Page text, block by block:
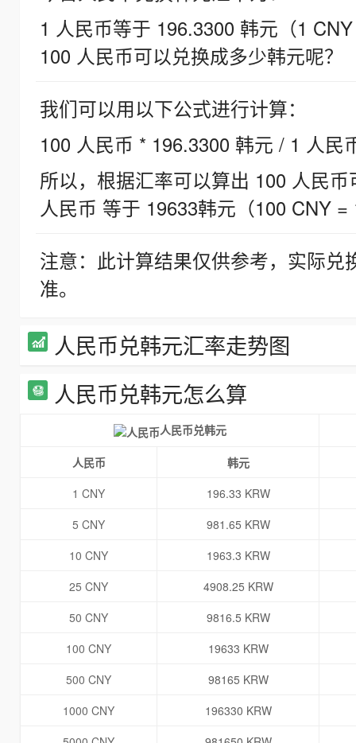
1 人民币等于 196.3300 韩元（1
100 人民币可以兑换成多少韩元呢？
我们可以用以下公式进行计算：
100 人民币 * 196.3300 韩元 / 1 人民
所以，根据汇率可以算出 100 人民
人民币 等于 19633韩元（100 CNY =
注意：此计算结果仅供参考，实际
准。
人民币兑韩元汇率走势图
人民币兑韩元怎么算
人民币兑韩元
人民币
韩元
1 CNY
196.33 KRW
5 CNY
981.65 KRW
10 CNY
1963.3 KRW
25 CNY
4908.25 KRW
50 CNY
9816.5 KRW
100 CNY
19633 KRW
500 CNY
98165 KRW
1000 CNY
196330 KRW